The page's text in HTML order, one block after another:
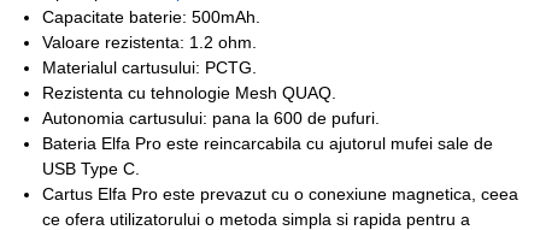
Capacitate baterie: 500mAh.
Valoare rezistenta: 1.2 ohm.
Materialul cartusului: PCTG.
Rezistenta cu tehnologie Mesh QUAQ.
Autonomia cartusului: pana la 600 de pufuri.
Bateria Elfa Pro este reincarcabila cu ajutorul mufei sale de
USB Type C.
Cartus Elfa Pro este prevazut cu o conexiune magnetica, ceea
ce ofera utilizatorului o metoda simpla si rapida pentru a